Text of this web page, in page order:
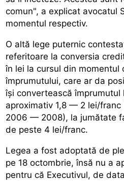
comun", a explicat avocatul
momentul respectiv.
O altă lege puternic
referitoare la conversia
în lei la cursul din momentul
împrumutului, care ar da
își convertească împrumutul
aproximativ 1,8 — 2 lei/franc
2006 — 2008), la jumătate
de peste 4 lei/franc.
Legea a fost adoptată de
pe 18 octombrie, însă nu a
pentru că Executivul, de